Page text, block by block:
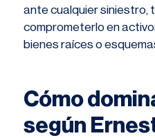
ante cualquier siniestro,
comprometerlo en
bienes raíces o
Cómo
según